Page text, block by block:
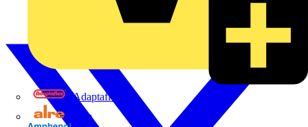
Adaptaflex
Alre